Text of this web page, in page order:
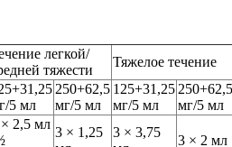
легкой/
тяжести
Тяжелое течение
5 мл
250+62,5
мг/5 мл
125+31,25
мг/5 мл
250+62,5
мг/5 мл
2,5 мл
3 × 1,25
3 × 3,75
3 × 2 мл